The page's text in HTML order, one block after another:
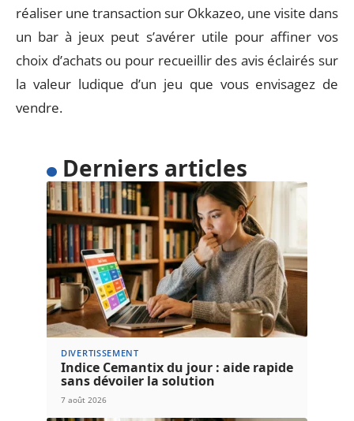
réaliser une transaction sur Okkazeo, une visite dans
un bar à jeux peut s’avérer utile pour affiner vos
choix d’achats ou pour recueillir des avis éclairés sur
la valeur ludique d’un jeu que vous envisagez de
vendre.
Derniers articles
DIVERTISSEMENT
Indice Cemantix du jour : aide rapide
sans dévoiler la solution
7 août 2026